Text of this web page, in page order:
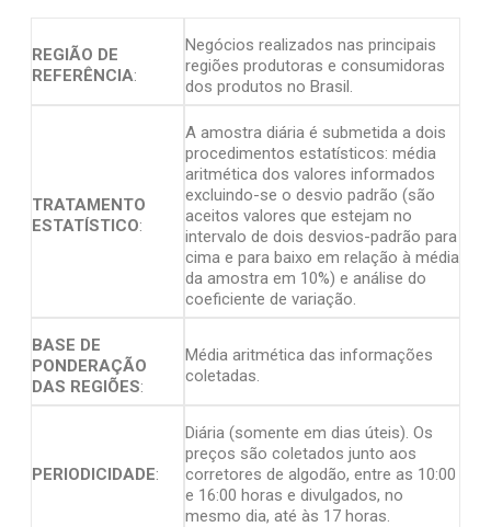
REGIÃO DE
REFERÊNCIA:
Negócios realizados nas principais
regiões produtoras e consumidoras
dos produtos no Brasil.
TRATAMENTO
ESTATÍSTICO:
A amostra diária é submetida a dois
procedimentos estatísticos: média
aritmética dos valores informados
excluindo-se o desvio padrão (são
aceitos valores que estejam no
intervalo de dois desvios-padrão para
cima e para baixo em relação à média
da amostra em 10%) e análise do
coeficiente de variação.
BASE DE
PONDERAÇÃO
DAS REGIÕES:
Média aritmética das informações
coletadas.
PERIODICIDADE:
Diária (somente em dias úteis). Os
preços são coletados junto aos
corretores de algodão, entre as 10:00
e 16:00 horas e divulgados, no
mesmo dia, até às 17 horas.